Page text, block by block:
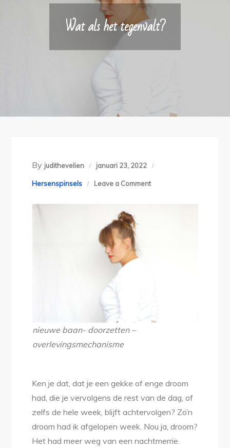
Wat als het tegenvalt?
By judithevelien januari 23, 2022
Hersenspinsels Leave a Commenton
nieuwe baan- doorzetten –
overlevingsmechanisme
Ken je dat, dat je een gekke of enge droom
had, die je vervolgens de rest van de dag, of
zelfs de hele week, blijft achtervolgen? Zo’n
droom had ik afgelopen week. Nou ja, droom?
Het had meer weg van een nachtmerrie.